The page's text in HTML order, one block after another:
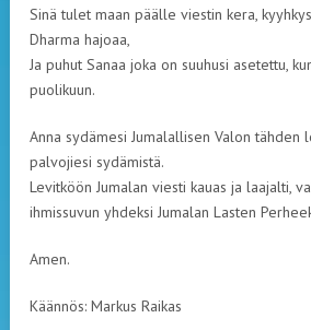
Sinä tulet maan päälle viestin kera,
Dharma hajoaa,
Ja puhut Sanaa joka on suuhusi asetettu,
puolikuun.
Anna sydämesi Jumalallisen Valon tähden
palvojiesi sydämistä.
Levitköön Jumalan viesti kauas ja laajalti,
ihmissuvun yhdeksi Jumalan Lasten
Amen.
Käännös: Markus Raikas